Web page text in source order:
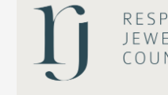
聯絡電話